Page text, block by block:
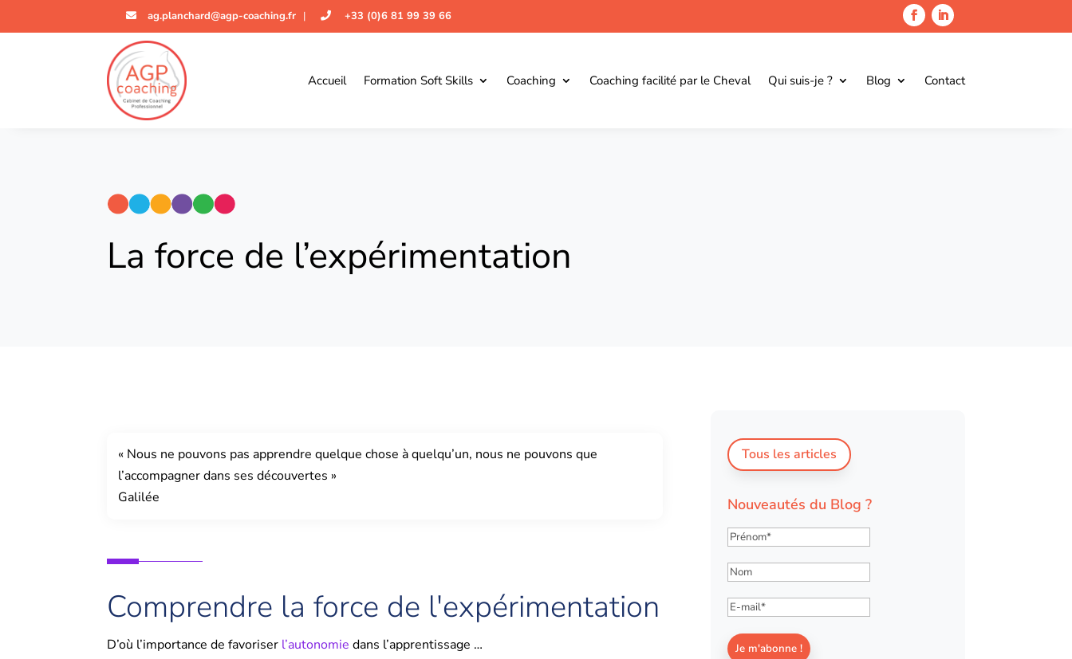
ag.planchard@agp-coaching.fr| +33 (0)6 81 99 39 66
Accueil Formation Soft Skills Coaching Coaching facilité par le Cheval Qui suis-je ? Blog Contact
La force de l’expérimentation
« Nous ne pouvons pas apprendre quelque chose à quelqu’un, nous ne pouvons que
l’accompagner dans ses découvertes »
Galilée
Comprendre la force de l'expérimentation
D’où l’importance de favoriser l’autonomie dans l’apprentissage …
Tous les articles
Nouveautés du Blog ?